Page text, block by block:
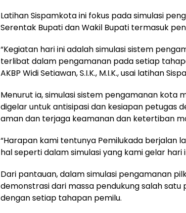
Latihan Sispamkota ini fokus pada simulasi
Serentak Bupati dan Wakil Bupati termasuk
“Kegiatan hari ini adalah simulasi sistem
terlibat dalam pengamanan pada setiap
AKBP Widi Setiawan, S.I.K., M.I.K., usai latihan
Menurut ia, simulasi sistem pengamanan kota
digelar untuk antisipasi dan kesiapan petugas
aman dan terjaga keamanan dan ketertiban
“Harapan kami tentunya Pemilukada berjalan
hal seperti dalam simulasi yang kami gelar hari
Dari pantauan, dalam simulasi pengamanan
demonstrasi dari massa pendukung salah
dengan setiap tahapan pemilu.